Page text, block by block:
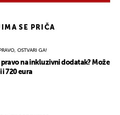
SE PRIČA
OSTVARI GA!
pravo na inkluzivni dodatak? Može
i 720 eura